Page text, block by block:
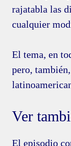
rajatabla las
cualquier
El tema, en
pero,
Ver
El episodio